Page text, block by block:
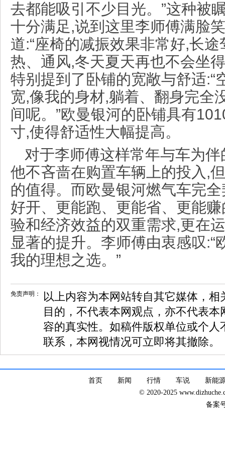
去都能吸引不少目光。”这种被
十分满足,说到这里李师傅满脸
道:“座椅的减振效果非常好,长
热、通风,冬天夏天再也不会坐
特别提到了卧铺的宽敞与舒适:“
宽,像我的身材,躺着、翻身完全
间呢。”欧曼银河的卧铺具有
寸,使得舒适性大幅提高。
对于李师傅这样常年与车为
他不吝啬在购置车辆上的投入,
的值得。而欧曼银河燃气车完
好开、更能跑、更能省、更能
验和经济效益的双重需求,更在
显著的提升。李师傅由衷感叹:“
我的理想之选。”
免责声明：
以上内容为本网站转自其它媒体，
目的，不代表本网观点，亦不代表
容的真实性。如稿件版权单位或个
联系，本网视情况可立即将其撤除。
首页 新闻 行情 车说
新能
© 2020-2025
备案